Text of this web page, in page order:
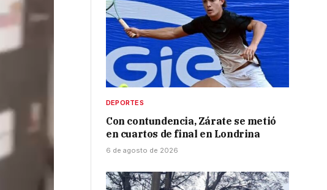
DEPORTES
Con contundencia, Zárate se metió
en cuartos de final en Londrina
6 de agosto de 2026